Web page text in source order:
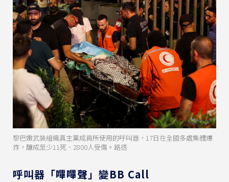
黎巴嫩武裝組織真主黨成員所使用的呼叫器，17日在全國多處集體爆
炸，釀成至少11死、2800人受傷。路透
呼叫器「嗶嗶聲」變BB Call